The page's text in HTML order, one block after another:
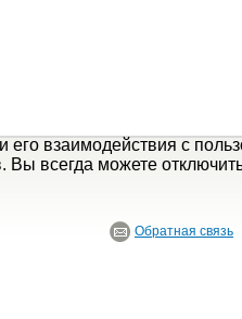
его взаимодействия с
Вы всегда можете
Обратная связь